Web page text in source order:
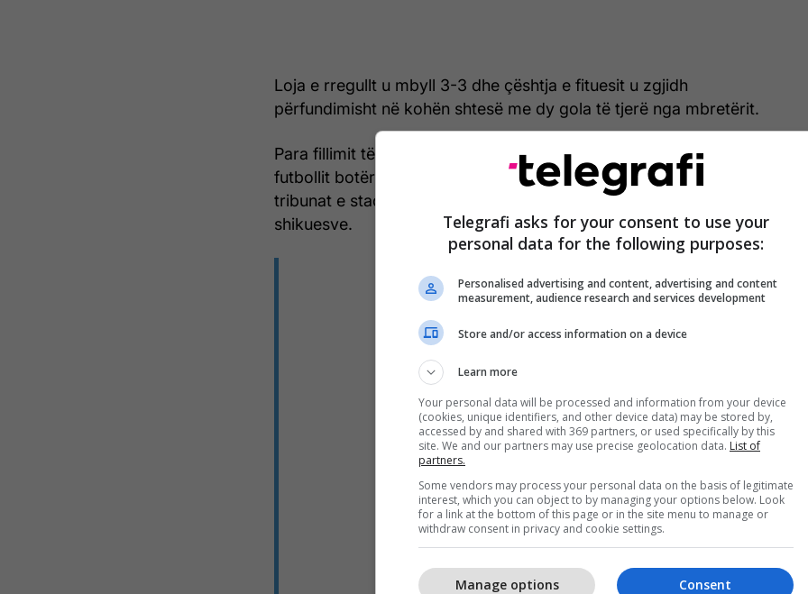
Loja e rregullt u mbyll 3-3 dhe çështja e fituesit u zgjidh
përfundimisht në kohën shtesë me dy gola të tjerë nga mbretërit.
Para fillimit të ndeshjes u mbajt një minutë heshtje për të madhin e
futbollit botëror që sapo ndërroi jetë, Franz Beckenbauer. Nga
tribunat e stadiumit të Riadit u dëgjuan fishkëllima nga disa prej
shikuesve.
Telegrafi asks for your consent to use your
personal data for the following purposes:
Personalised advertising and content, advertising and content
measurement, audience research and services development
Store and/or access information on a device
Learn more
Your personal data will be processed and information from your device
(cookies, unique identifiers, and other device data) may be stored by,
accessed by and shared with 369 partners, or used specifically by this
site. We and our partners may use precise geolocation data. List of
partners.
Some vendors may process your personal data on the basis of legitimate
interest, which you can object to by managing your options below. Look
for a link at the bottom of this page or in the site menu to manage or
withdraw consent in privacy and cookie settings.
Consent
Manage options